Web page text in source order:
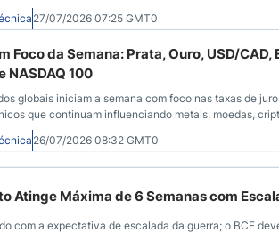
27/07/2026 07:25 GMT0
Foco da Semana: Prata, Ouro, USD/CAD,
NASDAQ 100
globais iniciam a semana com foco nas taxas de
que continuam influenciando metais, moedas,
26/07/2026 08:32 GMT0
Atinge Máxima de 6 Semanas com
com a expectativa de escalada da guerra; o BCE